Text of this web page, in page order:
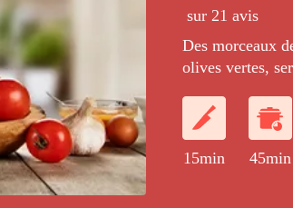
sur 21 avis
Des morceaux
olives vertes,
15min 45min